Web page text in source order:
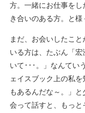
方。一緒にお仕事を
き合いのある方。と様
まだ、お会いしたこ
いる方は、たぶん「
いて･･･。」なんてい
ェイスブック上の私
もあるんだな～。」
会って話すと、もっ